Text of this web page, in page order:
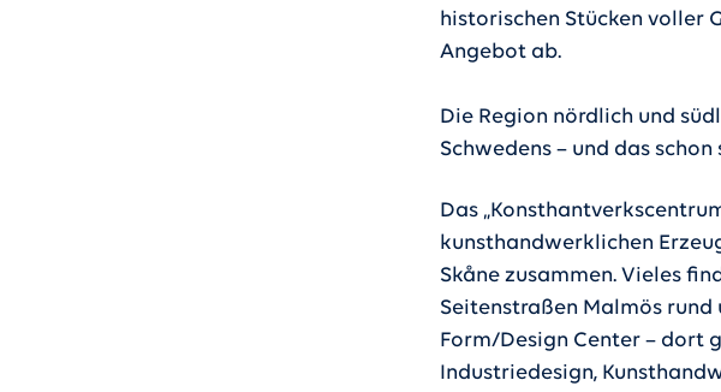
historischen Stücken voller
Angebot ab.
Die Region nördlich und
Schwedens – und das
Das
kunsthandwerklichen
Skåne zusammen. Vieles
Seitenstraßen Malmös rund
Form/Design Center – dort
Industriedesign,